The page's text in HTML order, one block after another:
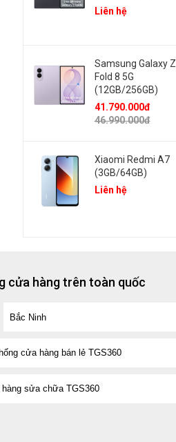
Liên hệ
Samsung Galaxy Z
Fold 8 5G
(12GB/256GB)
41.790.000đ
46.990.000đ
Xiaomi Redmi A7
(3GB/64GB)
Liên hệ
cửa hàng trên toàn quốc
cửa hàng bán lẻ TGS360
sửa chữa TGS360